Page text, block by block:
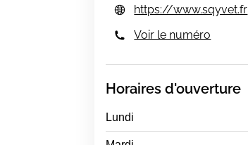
https://www.sqyvet.fr
Voir le numéro
Horaires d'ouverture
Lundi